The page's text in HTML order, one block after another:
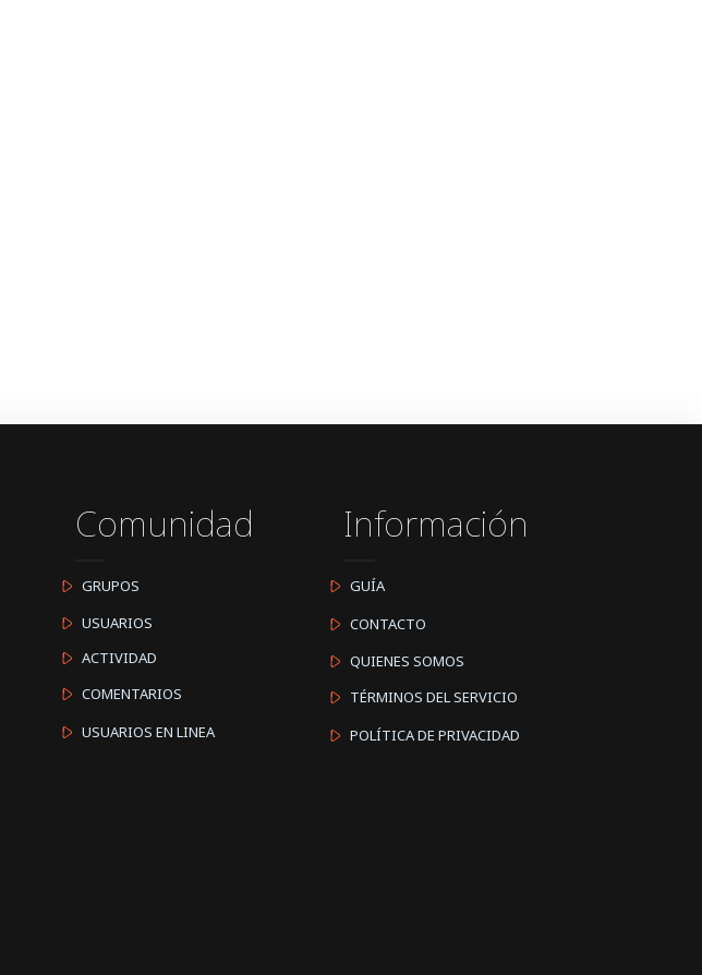
Comunidad
GRUPOS
USUARIOS
ACTIVIDAD
COMENTARIOS
USUARIOS EN LINEA
Información
GUÍA
CONTACTO
QUIENES SOMOS
TÉRMINOS DEL SERVICIO
POLÍTICA DE PRIVACIDAD